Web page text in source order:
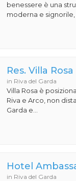
benessere è una
moderna e signorile,
Res. Villa Rosa
in Riva del Garda
Villa Rosa è
Riva e Arco, non
Garda e...
Hotel
in Riva del Garda